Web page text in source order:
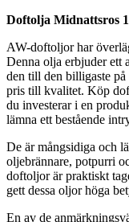
Doftolja Midnattsros
AW-doftoljor har
Denna olja erbjuder ett
den till den billigaste
pris till kvalitet. Köp
du investerar i en
lämna ett bestående
De är mångsidiga och
oljebrännare, potpurri
doftoljor är praktiskt
gett dessa oljor höga
En av de